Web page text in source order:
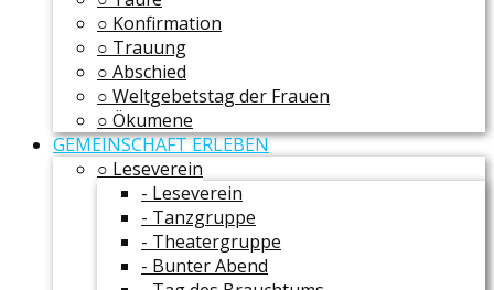
○ Konfirmation
○ Trauung
○ Abschied
○ Weltgebetstag der Frauen
○ Ökumene
GEMEINSCHAFT ERLEBEN
○ Leseverein
- Leseverein
- Tanzgruppe
- Theatergruppe
- Bunter Abend